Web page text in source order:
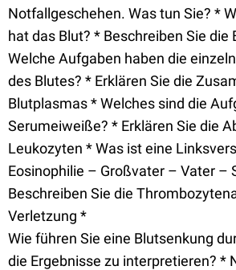
Notfallgeschehen. Was tun Sie? *
hat das Blut? * Beschreiben Sie die
Welche Aufgaben haben die
des Blutes? * Erklären Sie die
Blutplasmas * Welches sind die
Serumeiweiße? * Erklären Sie die
Leukozyten * Was ist eine
Eosinophilie – Großvater – Vater –
Beschreiben Sie die
Verletzung *
Wie führen Sie eine Blutsenkung
die Ergebnisse zu interpretieren? *